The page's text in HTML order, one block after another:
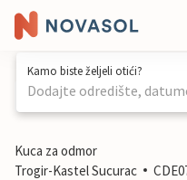
Kamo biste željeli otići?
Dodajte odredište,
1 / 44
Kuca za odmor
Trogir-Kastel Sucurac